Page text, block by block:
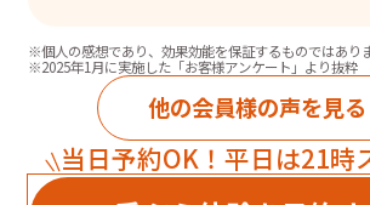
※個人の感想であり、効果効能を保証するものではあり
※2025年1月に実施した「お客様アンケート」より抜粋
他の会員様の声を見る
当日予約OK！平日は21時